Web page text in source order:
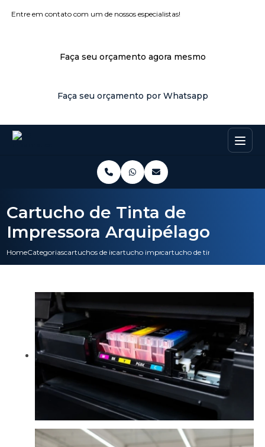
Entre em contato com um de nossos especialistas!
Faça seu orçamento agora mesmo
Faça seu orçamento por Whatsapp
HomeCategoriascartuchos de impressoracartucho impressorascartucho de tinta de
Cartucho de Tinta de
Impressora Arquipélago